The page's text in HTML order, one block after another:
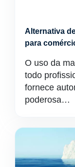
Alternativa
para
O uso da
todo
fornece
poderosa…